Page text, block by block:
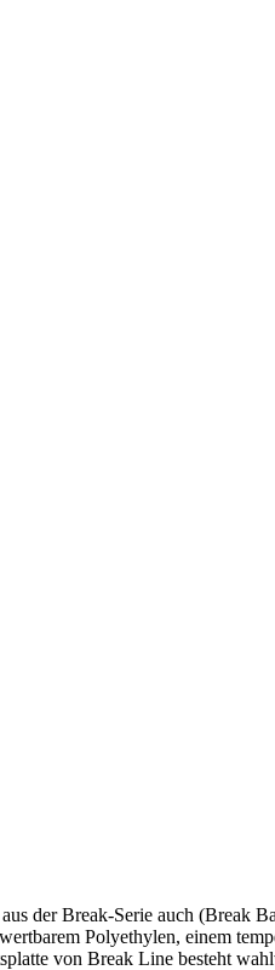
der Break-Serie auch (Break
Polyethylen, einem
von Break Line besteht